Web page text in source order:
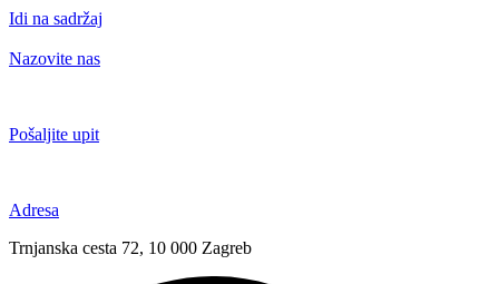
Idi na sadržaj
Nazovite nas
Pošaljite upit
Adresa
Trnjanska cesta 72, 10 000 Zagreb